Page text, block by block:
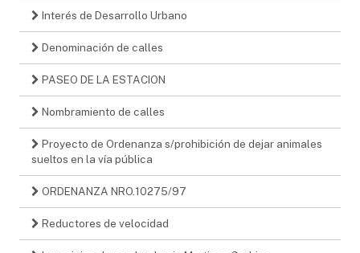
Interés de Desarrollo Urbano
Denominación de calles
PASEO DE LA ESTACION
Nombramiento de calles
Proyecto de Ordenanza s/prohibición de dejar animales
sueltos en la vía pública
ORDENANZA NRO.10275/97
Reductores de velocidad